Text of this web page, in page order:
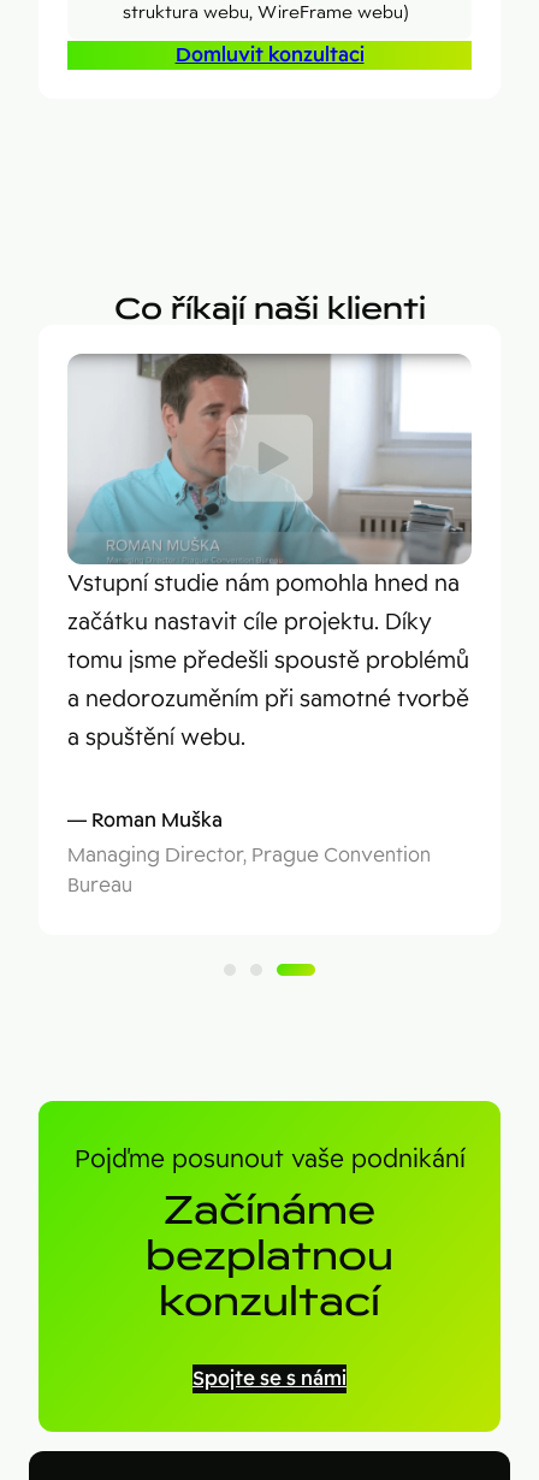
struktura webu, WireFrame webu)
Domluvit konzultaci
Co říkají naši klienti
Vstupní studie nám pomohla hned na
začátku nastavit cíle projektu. Díky
tomu jsme předešli spoustě problémů
a nedorozuměním při samotné tvorbě
a spuštění webu.
Roman Muška
Managing Director, Prague Convention
Bureau
Pojďme posunout vaše podnikání
Začínáme
bezplatnou
konzultací
Spojte se s námi